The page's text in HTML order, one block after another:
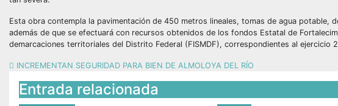
Esta obra contempla la pavimentación de 450 metros lineales, tomas de agua potable,
además de que se efectuará con recursos obtenidos de los fondos Estatal de
demarcaciones territoriales del Distrito Federal (FISMDF), correspondientes al ejercicio
INCREMENTAN SEGURIDAD PARA BIEN DE ALMOLOYA DEL RÍO
Entrada relacionada